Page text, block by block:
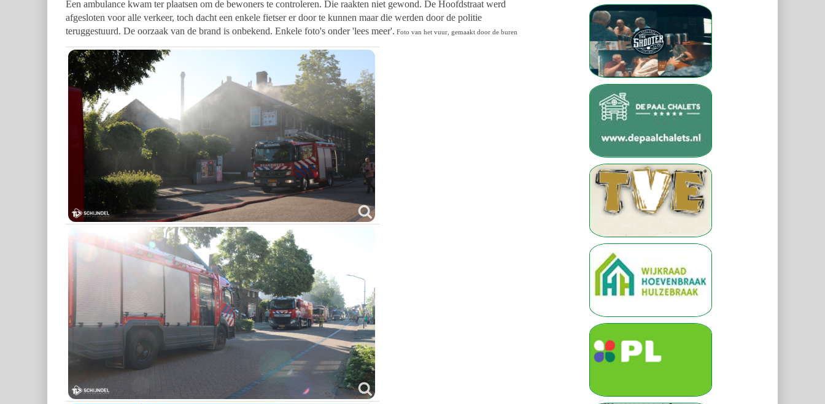
Een ambulance kwam ter plaatsen om de bewoners te controleren. Die raakten niet gewond. De Hoofdstraat werd
afgesloten voor alle verkeer, toch dacht een enkele fietser er door te kunnen maar die werden door de politie
teruggestuurd. De oorzaak van de brand is onbekend. Enkele foto's onder 'lees meer'. Foto van het vuur, gemaakt door de buren